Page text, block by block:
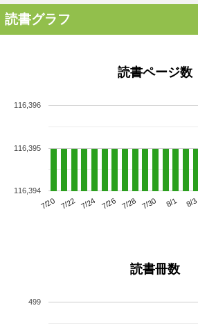
読書グラフ
読書ページ数
7/20 7/22 7/24 7/26 7/28 7/30 8/1 8/3
116,394
116,395
116,396
読書冊数
499